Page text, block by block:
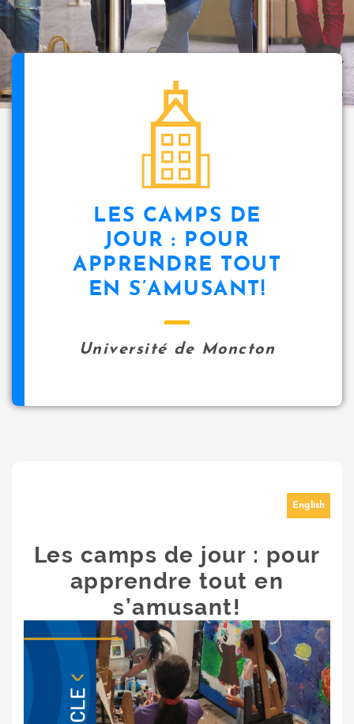
i
p
a
l
LES CAMPS DE
JOUR : POUR
APPRENDRE TOUT
EN S’AMUSANT!
Université de Moncton
English
Les camps de jour : pour
apprendre tout en
s’amusant!